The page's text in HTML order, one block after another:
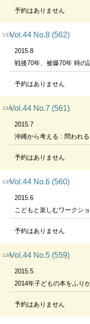
予約はありません
133Vol.44 No.8 (562)
2015.8
戦後70年、被爆70年 時の
予約はありません
134Vol.44 No.7 (561)
2015.7
沖縄から考える : 問われ
予約はありません
135Vol.44 No.6 (560)
2015.6
こどもと楽しむワークシ
予約はありません
136Vol.44 No.5 (559)
2015.5
2014年子どもの本をふり
予約はありません